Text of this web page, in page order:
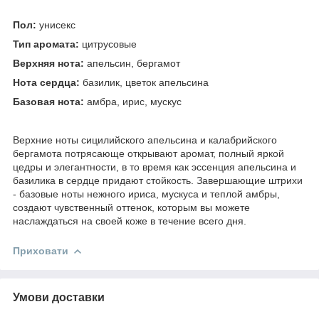
Пол: унисекс
Тип аромата: цитрусовые
Верхняя нота: апельсин, бергамот
Нота сердца: базилик, цветок апельсина
Базовая нота: амбра, ирис, мускус
Верхние ноты сицилийского апельсина и калабрийского
бергамота потрясающе открывают аромат, полный яркой
цедры и элегантности, в то время как эссенция апельсина и
базилика в сердце придают стойкость. Завершающие штрихи
- базовые ноты нежного ириса, мускуса и теплой амбры,
создают чувственный оттенок, которым вы можете
наслаждаться на своей коже в течение всего дня.
Приховати
Умови доставки